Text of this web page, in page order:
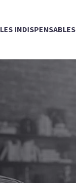
LES INDISPENSABLES